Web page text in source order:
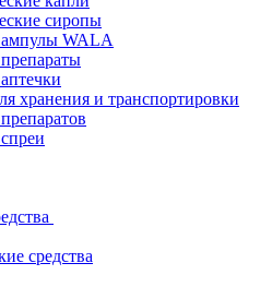
сиропы
ампулы WALA
хранения и транспортировки
средства